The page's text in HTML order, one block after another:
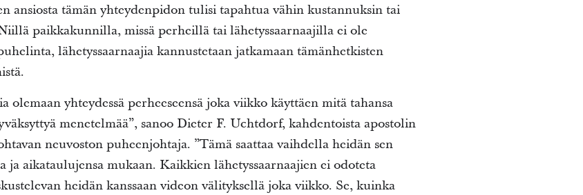
ansiosta tämän yhteydenpidon tulisi tapahtua vähin kustannuksin tai
paikkakunnilla, missä perheillä tai lähetyssaarnaajilla ei ole
lähetyssaarnaajia kannustetaan jatkamaan tämänhetkisten
olemaan yhteydessä perheeseensä joka viikko käyttäen mitä tahansa
menetelmää”, sanoo Dieter F. Uchtdorf, kahdentoista apostolin
neuvoston puheenjohtaja. ”Tämä saattaa vaihdella heidän sen
ja aikataulujensa mukaan. Kaikkien lähetyssaarnaajien ei odoteta
heidän kanssaan videon välityksellä joka viikko. Se, kuinka